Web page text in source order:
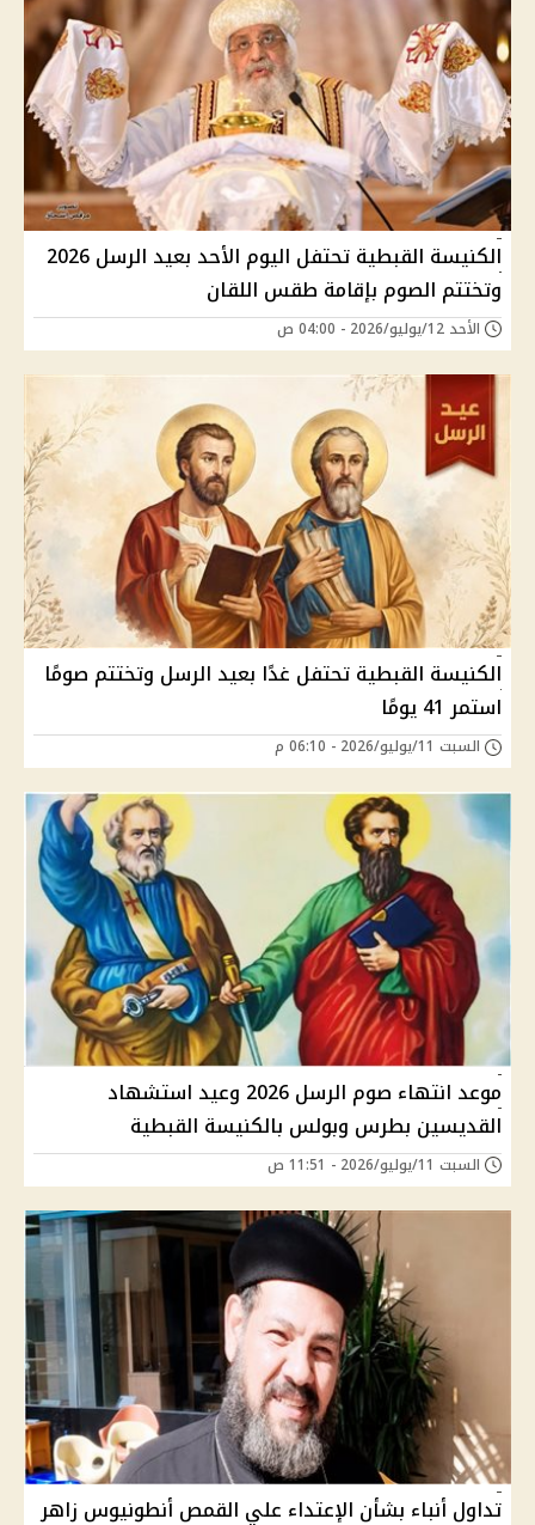
الكنيسة القبطية تحتفل اليوم الأحد بعيد الرسل 2026
وتختتم الصوم بإقامة طقس اللقان
الأحد 12/يوليو/2026 - 04:00 ص
الكنيسة القبطية تحتفل غدًا بعيد الرسل وتختتم صومًا
استمر 41 يومًا
السبت 11/يوليو/2026 - 06:10 م
موعد انتهاء صوم الرسل 2026 وعيد استشهاد
القديسين بطرس وبولس بالكنيسة القبطية
السبت 11/يوليو/2026 - 11:51 ص
تداول أنباء بشأن الإعتداء علي القمص أنطونيوس زاهر